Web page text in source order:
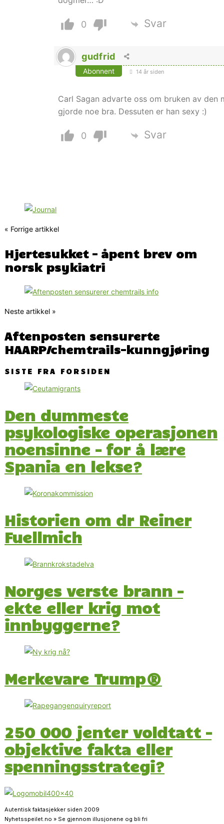
0 Svar
gudfrid
Abonnent 14 år siden
Carl Sagan advarte oss om bruken av den
gjorde noe bra. Dessuten er han sexy :)
0 Svar
« Forrige artikkel
Hjertesukket – åpent brev om
norsk psykiatri
Neste artikkel »
Aftenposten sensurerte
HAARP/chemtrails-kunngjøring
SISTE FRA FORSIDEN
Den dummeste
psykologiske operasjonen
noensinne – for å lære
Spania en lekse?
Historien om dr Reiner
Fuellmich
Norges verste brann –
ekte eller krig mot
innbyggerne?
Merkevare Trump®
250 000 jenter voldtatt –
objektive fakta eller
spenningsstrategi?
Autentisk faktasjekker siden 2009
Nyhetsspeilet.no » Se gjennom illusjonene og bli fri